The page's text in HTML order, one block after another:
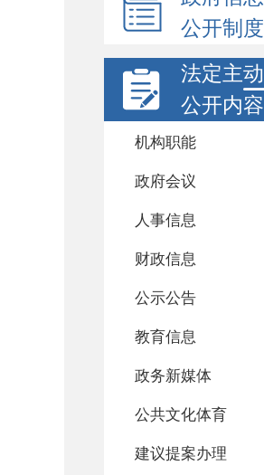
公开制度
法定主动
公开内容
机构职能
政府会议
人事信息
财政信息
公示公告
教育信息
政务新媒体
公共文化体育
建议提案办理